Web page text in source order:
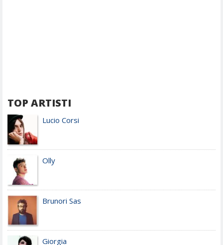
TOP ARTISTI
Lucio Corsi
Olly
Brunori Sas
Giorgia